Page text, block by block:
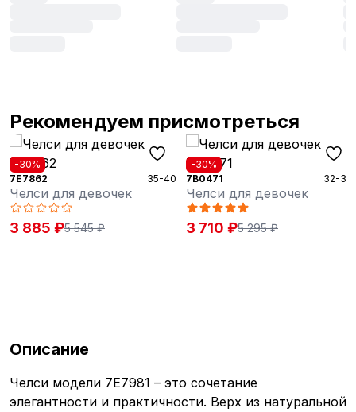
Рекомендуем присмотреться
-30%
7E7862
35-40
Челси для девочек
3 885 ₽5 545 ₽
-30%
7B0471
32-36
Челси для девочек
3 710 ₽5 295 ₽
Описание
Челси модели 7E7981 – это сочетание
элегантности и практичности. Верх из натуральной